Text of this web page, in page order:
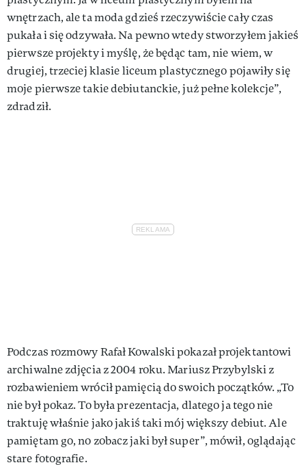
wnętrzach, ale ta moda gdzieś rzeczywiście cały czas
pukała i się odzywała. Na pewno wtedy stworzyłem jakieś
pierwsze projekty i myślę, że będąc tam, nie wiem, w
drugiej, trzeciej klasie liceum plastycznego pojawiły się
moje pierwsze takie debiutanckie, już pełne kolekcje”,
zdradził.
Podczas rozmowy Rafał Kowalski pokazał projektantowi
archiwalne zdjęcia z 2004 roku. Mariusz Przybylski z
rozbawieniem wrócił pamięcią do swoich początków. „To
nie był pokaz. To była prezentacja, dlatego ja tego nie
traktuję właśnie jako jakiś taki mój większy debiut. Ale
pamiętam go, no zobacz jaki był super”, mówił, oglądając
stare fotografie.